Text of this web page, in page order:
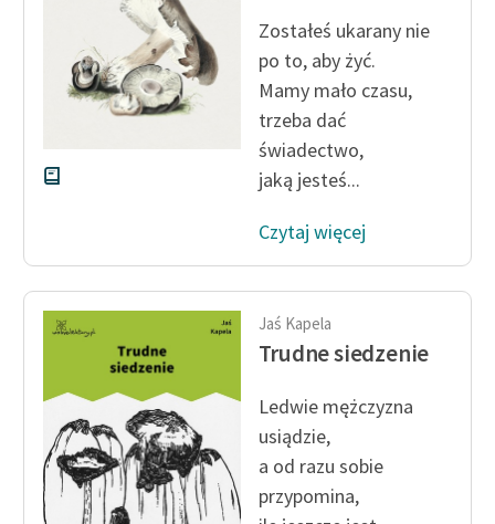
niepełnosprawnościami
Feministyczne inspiracje.
Popularyzacja
feministycznej
do domeny publicznej,
lektur szkolnych oraz
Starego Testamentu
Odkurzamy bohaterów
Szkoła Poezji Wolnych
Lektur
Zostałeś ukarany nie
po to, aby żyć.
Mamy mało czasu,
trzeba dać
świadectwo,
jaką jesteś...
Czytaj więcej
Jaś Kapela
Trudne siedzenie
Ledwie mężczyzna
usiądzie,
a od razu sobie
przypomina,